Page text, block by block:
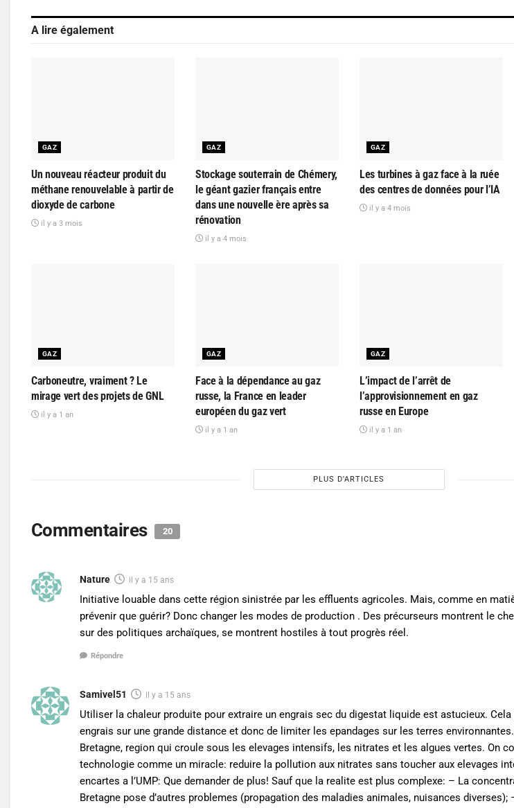
A lire également
GAZ
Un nouveau réacteur produit du
méthane renouvelable à partir de
dioxyde de carbone
il y a 3 mois
GAZ
Stockage souterrain de Chémery,
le géant gazier français entre
dans une nouvelle ère après sa
rénovation
il y a 4 mois
GAZ
Les turbines à gaz face à la ruée
des centres de données pour l’IA
il y a 4 mois
GAZ
Carboneutre, vraiment ? Le
mirage vert des projets de GNL
il y a 1 an
GAZ
Face à la dépendance au gaz
russe, la France en leader
européen du gaz vert
il y a 1 an
GAZ
L’impact de l’arrêt de
l’approvisionnement en gaz
russe en Europe
il y a 1 an
PLUS D'ARTICLES
Commentaires 20
Nature il y a 15 ans
Initiative louable dans cette région sinistrée par les effluents agricoles. Mais, comme en
prévenir que guérir? Donc changer les modes de production . Des précurseurs montrent le
sur des politiques archaïques, se montrent hostiles à tout progrès réel.
Répondre
Samivel51 il y a 15 ans
Utiliser la chaleur produite pour extraire un engrais sec du digestat liquide est astucieux.
engrais sur une grande distance et donc de limiter les epandages sur les terres
Bretagne, region qui croule sous les elevages intensifs, les nitrates et les algues vertes. On
technologie comme un miracle: reduire la pollution aux nitrates sans toucher aux elevages
encartes a l’UMP: Que demander de plus! Sauf que la realite est plus complexe: – La
Bretagne pose d’autres problemes (propagation des maladies animales, nuisances diverses);